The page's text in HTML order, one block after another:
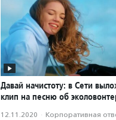
Давай начистоту: в Сети
клип на песню об
12.11.2020 · Корпоративная